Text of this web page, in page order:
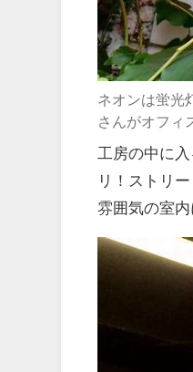
ネオンは蛍光
さんがオフィ
工房の中に
リ！ストリ
雰囲気の室内